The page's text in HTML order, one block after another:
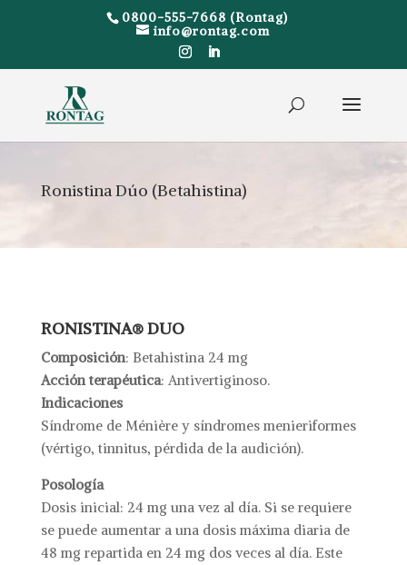
0800-555-7668 (Rontag)
info@rontag.com
Ronistina Dúo (Betahistina)
RONISTINA® DUO
Composición: Betahistina 24 mg
Acción terapéutica: Antivertiginoso.
Indicaciones
Síndrome de Ménière y síndromes menieriformes
(vértigo, tinnitus, pérdida de la audición).
Posología
Dosis inicial: 24 mg una vez al día. Si se requiere
se puede aumentar a una dosis máxima diaria de
48 mg repartida en 24 mg dos veces al día. Este